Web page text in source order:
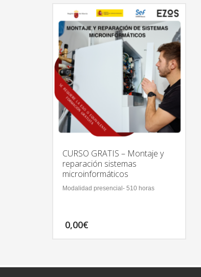
CURSO GRATIS – Montaje y
reparación sistemas
microinformáticos
Modalidad presencial- 510 horas
0,00€